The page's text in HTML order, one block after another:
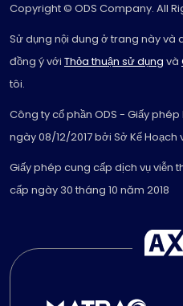
Copyright © ODS Company. All
Sử dụng nội dung ở trang này và
đồng ý với Thỏa thuận sử dụng và
tôi.
Công ty cổ phần ODS - Giấy
ngày 08/12/2017 bởi Sở Kế Hoạch
Giấy phép cung cấp dịch vụ viễn
cấp ngày 30 tháng 10 năm 2018